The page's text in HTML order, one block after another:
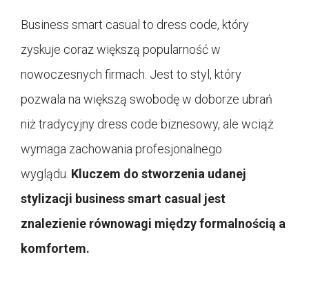
Business smart casual to dress code, który
zyskuje coraz większą popularność w
nowoczesnych firmach. Jest to styl, który
pozwala na większą swobodę w doborze ubrań
niż tradycyjny dress code biznesowy, ale wciąż
wymaga zachowania profesjonalnego
wyglądu. Kluczem do stworzenia udanej
stylizacji business smart casual jest
znalezienie równowagi między formalnością a
komfortem.